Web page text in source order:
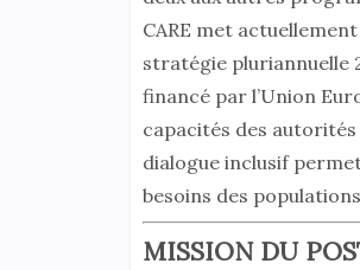
CARE met
stratégie pluriannuelle
financé par l’Union
capacités des autorités
dialogue inclusif
besoins des
MISSION DU